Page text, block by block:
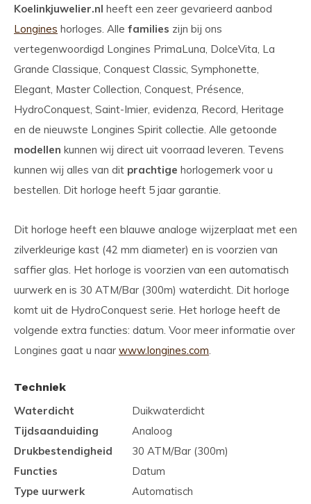
Koelinkjuwelier.nl heeft een zeer gevarieerd aanbod
Longines horloges. Alle families zijn bij ons
vertegenwoordigd Longines PrimaLuna, DolceVita, La
Grande Classique, Conquest Classic, Symphonette,
Elegant, Master Collection, Conquest, Présence,
HydroConquest, Saint-Imier, evidenza, Record, Heritage
en de nieuwste Longines Spirit collectie. Alle getoonde
modellen kunnen wij direct uit voorraad leveren. Tevens
kunnen wij alles van dit prachtige horlogemerk voor u
bestellen. Dit horloge heeft 5 jaar garantie.
Dit horloge heeft een blauwe analoge wijzerplaat met een
zilverkleurige kast (42 mm diameter) en is voorzien van
saffier glas. Het horloge is voorzien van een automatisch
uurwerk en is 30 ATM/Bar (300m) waterdicht. Dit horloge
komt uit de HydroConquest serie. Het horloge heeft de
volgende extra functies: datum. Voor meer informatie over
Longines gaat u naar www.longines.com.
Techniek
Waterdicht
Duikwaterdicht
Tijdsaanduiding
Analoog
Drukbestendigheid
30 ATM/Bar (300m)
Functies
Datum
Type uurwerk
Automatisch